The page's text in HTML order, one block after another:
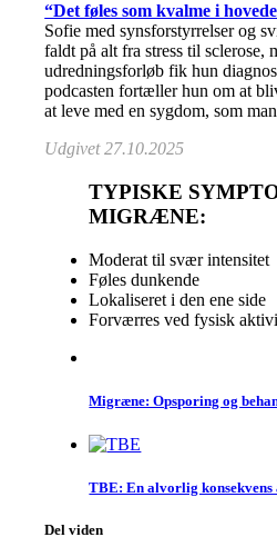
“Det føles som kvalme i
Sofie med synsforstyrrelser og
faldt på alt fra stress til sclerose,
udredningsforløb fik hun
podcasten fortæller hun om at
at leve med en sygdom, som
Udgivet 27.10.2025
TYPISKE
MIGRÆNE:
Moderat til svær intensitet
Føles dunkende
Lokaliseret i den ene side
Forværres ved fysisk
Migræne: Opsporing og
TBE: En alvorlig
Del viden